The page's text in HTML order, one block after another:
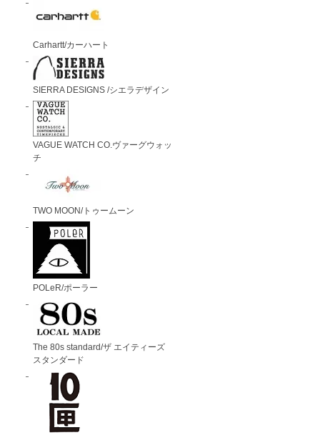
Carhartt/カーハート
SIERRA DESIGNS /シエラデザイン
VAGUE WATCH CO.ヴァーグウォッ
チ
TWO MOON/トゥームーン
POLeR/ポーラー
The 80s standard/ザ エイティーズ
スタンダード